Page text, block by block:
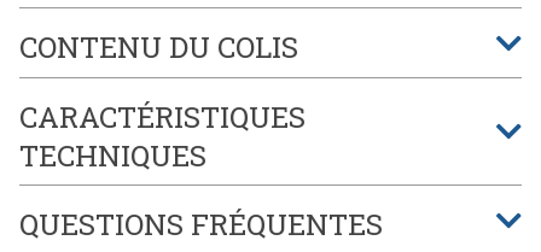
CONTENU DU COLIS
CARACTÉRISTIQUES
TECHNIQUES
QUESTIONS FRÉQUENTES